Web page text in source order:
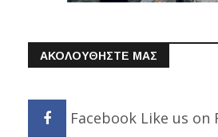
ΑΚΟΛΟΥΘΗΣΤΕ ΜΑΣ
Facebook Like us on